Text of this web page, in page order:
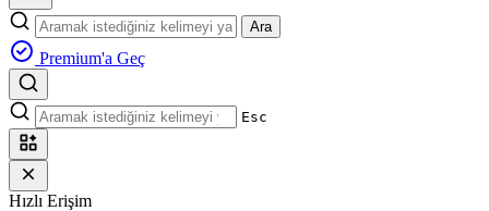
Ara
Premium'a Geç
Esc
Hızlı Erişim